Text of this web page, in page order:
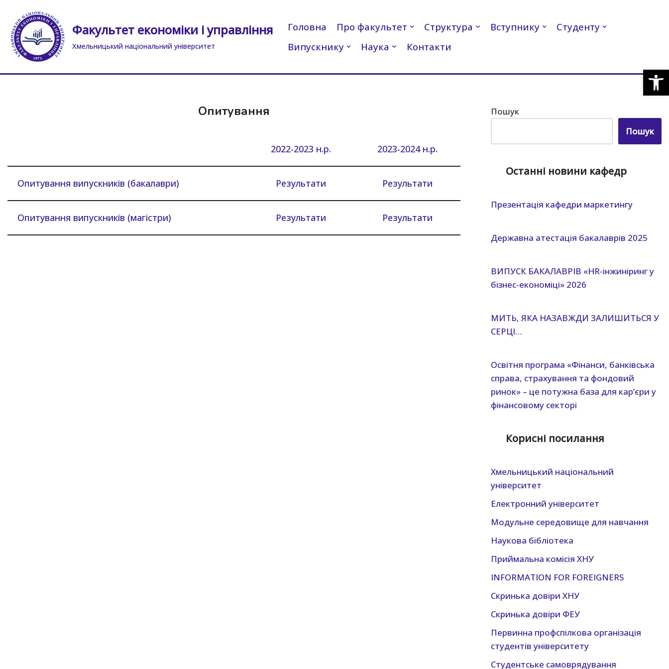
Перейти
до
вмісту
Факультет економіки і управління
Хмельницький національний університет
Головна Про факультет Структура Вступнику
Студенту
Випускнику
Наука Контакти
Опитування
2022-2023 н.р. 2023-2024 н.р.
Опитування випускників (бакалаври) Результати Результати
Опитування випускників (магістри) Результати Результати
Пошук
Пошук
Останні новини кафедр
Презентація кафедри маркетингу
Державна атестація бакалаврів 2025
ВИПУСК БАКАЛАВРІВ «HR-інжиніринг у
бізнес-економіці» 2026
МИТЬ, ЯКА НАЗАВЖДИ ЗАЛИШИТЬСЯ У
СЕРЦІ…
Освітня програма «Фінанси, банківська
справа, страхування та фондовий
ринок» – це потужна база для кар’єри у
фінансовому секторі
Корисні посилання
Хмельницький нацiональний
унiверситет
Електронний університет
Модульне середовище для навчання
Наукова бібліотека
Приймальна комісія ХНУ
INFORMATION FOR FOREIGNERS
Скринька довіри ХНУ
Скринька довіри ФЕУ
Первинна профспілкова організація
студентів університету
Студентське самоврядування